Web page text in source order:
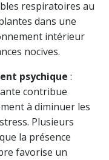
respiratoires au
dans une
intérieur
nocives.
psychique :
contribue
à diminuer les
Plusieurs
la présence
favorise un